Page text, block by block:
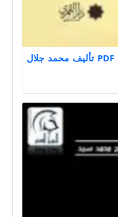
تحميل كتاب ودخلت الخيل الأزهر PDF تأليف محمد جلال